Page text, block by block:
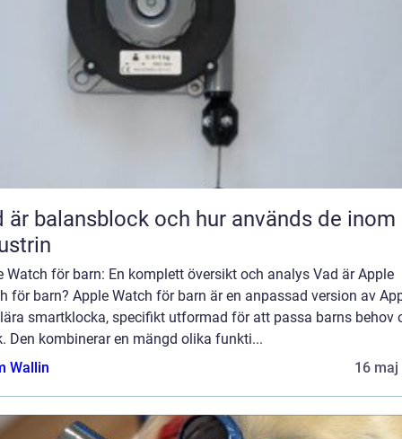
är balansblock och hur används de inom
Watch för barn: En komplett översikt och analys Vad är Apple
för barn? Apple Watch för barn är en anpassad version av
smartklocka, specifikt utformad för att passa barns behov
Den kombinerar en mängd olika funkti...
Wallin
16 maj